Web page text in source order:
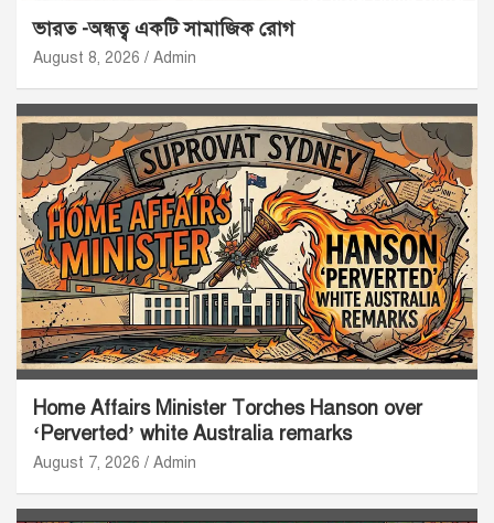
ভারত -অন্ধত্ব একটি সামাজিক রোগ
August 8, 2026 Admin
Home Affairs Minister Torches Hanson over
‘Perverted’ white Australia remarks
August 7, 2026 Admin